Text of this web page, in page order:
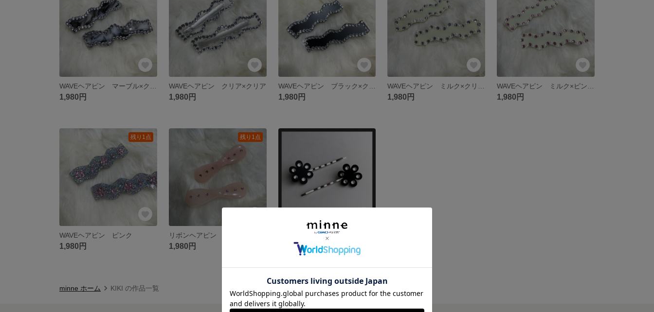
1,980円
WAVEヘアピン クリア×クリア
1,980円 1,980円 1,980円 1,980円
残り1点
WAVEヘアピン ピンク
1,980円
残り1点
リボンヘアピン ピンク
1,980円
フラワーヘアピン ブラック
1,870円
minne ホーム KIKI の作品一覧